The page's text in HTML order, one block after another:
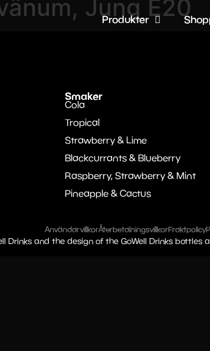
Produkter
Jung E20
Smaker
Cola
Tropical
Strawberry & Lime
Blackcurrants & Blueberry
Raspberry, Strawberry & Mint
Pineapple & Cactus
AnvändarvillkorÅterbetalningsvillkorFraktpolicy
Drinks and the design of the GoWell Drinks